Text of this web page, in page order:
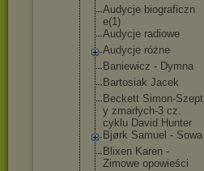
Audycje biograficzn
e(1)
Audycje radiowe
Audycje różne
Baniewicz - Dymna
Bartosiak Jacek
Beckett Simon-Szept
y zmarłych-3 cz.
cyklu David Hunter
Bjørk Samuel - Sowa
Blixen Karen -
Zimowe opowieści